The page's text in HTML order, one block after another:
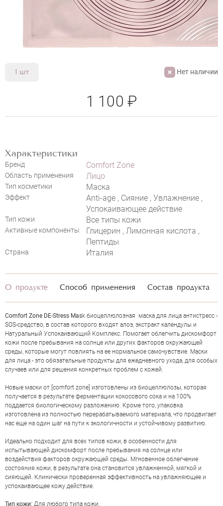
COMFORT ZONE DE-STRESS MASK
1 шт Нет наличии
Характеристики
Бренд Comfort Zone
Область применения Лицо
Тип косметики Маска
Эффект
Anti-age , Сияние , Увлажнение ,
Успокаивающее действие
Тип кожи Все типы кожи
Активные компоненты
Глицерин , Лимонная кислота ,
Пептиды
Страна Италия
1 100 ₽
О продукте Способ применения Состав продукта
Comfort Zone DE-Stress Mask биоцеллюлозная маска для лица антистресс -
SOS-средство, в состав которого входят алоэ, экстракт календулы и
Натуральный Успокаивающий Комплекс. Помогает облегчить дискомфорт
кожи после пребывания на солнце или других факторов окружающей
среды, которые могут повлиять на ее нормальное самочувствие. Маски
для лица - это обязательные продукты для ежедневного ухода, для особых
случаев или для решения конкретных проблем с кожей.
Новые маски от [comfort zone] изготовлены из биоцеллюлозы, которая
получается в результате ферментации кокосового сока и на 100%
поддается биологическому разложению. Кроме того, упаковка
изготовлена из полностью перерабатываемого материала, что продвигает
нас еще на один шаг на пути к экологичности и устойчивому развитию.
Идеально подходит для всех типов кожи, в особенности для
испытывающей дискомфорт после пребывания на солнце или
воздействия факторов окружающей среды. Мгновенное облегчение
состояния кожи, в результате она становится увлажненной, мягкой и
сияющей. Клинически проверенная эффективность на увлажняющее и
успокаивающее кожу действие.
Тип кожи: Для любого типа кожи.